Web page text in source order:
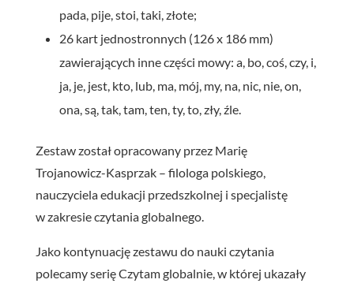
pada, pije, stoi, taki, złote;
26 kart jednostronnych (126 x 186 mm)
zawierających inne części mowy: a, bo, coś, czy, i,
ja, je, jest, kto, lub, ma, mój, my, na, nic, nie, on,
ona, są, tak, tam, ten, ty, to, zły, źle.
Zestaw został opracowany przez Marię
Trojanowicz-Kasprzak – filologa polskiego,
nauczyciela edukacji przedszkolnej i specjalistę
w zakresie czytania globalnego.
Jako kontynuację zestawu do nauki czytania
polecamy serię Czytam globalnie, w której ukazały